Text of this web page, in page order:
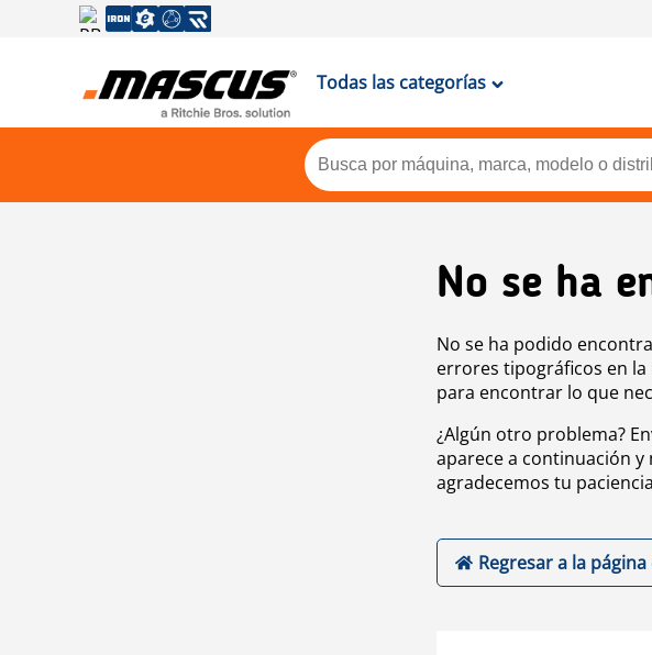
Todas las categorías
No se ha
No se ha podido
errores tipográficos en
para encontrar lo que
¿Algún otro problema?
aparece a continuación
agradecemos tu
Regresar a la